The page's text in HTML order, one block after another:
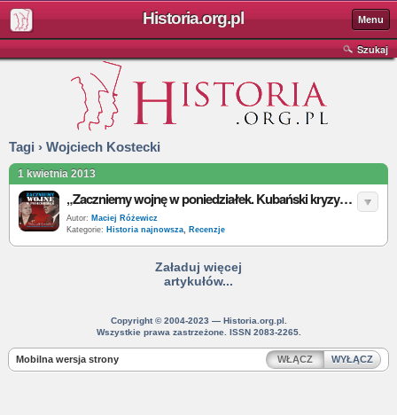
Historia.org.pl Menu
Szukaj
Tagi › Wojciech Kostecki
1 kwietnia 2013
„Zaczniemy wojnę w poniedziałek. Kubański kryzys rakietowy 1962” – W. Kostecki - recenzja
Autor: Maciej Różewicz
Kategorie: Historia najnowsza, Recenzje
Załaduj więcej
artykułów...
Copyright © 2004-2023 — Historia.org.pl.
Wszystkie prawa zastrzeżone. ISSN 2083-2265.
Mobilna wersja strony WŁĄCZ WYŁĄCZ